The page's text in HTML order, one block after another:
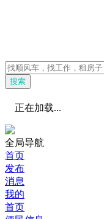
搜索
正在加载...
全局导航
首页
发布
消息
我的
首页